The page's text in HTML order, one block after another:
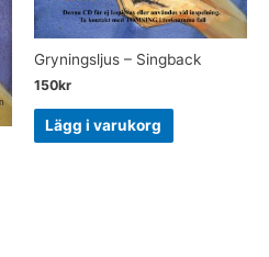
Gryningsljus – Singback
150kr
Lägg i varukorg